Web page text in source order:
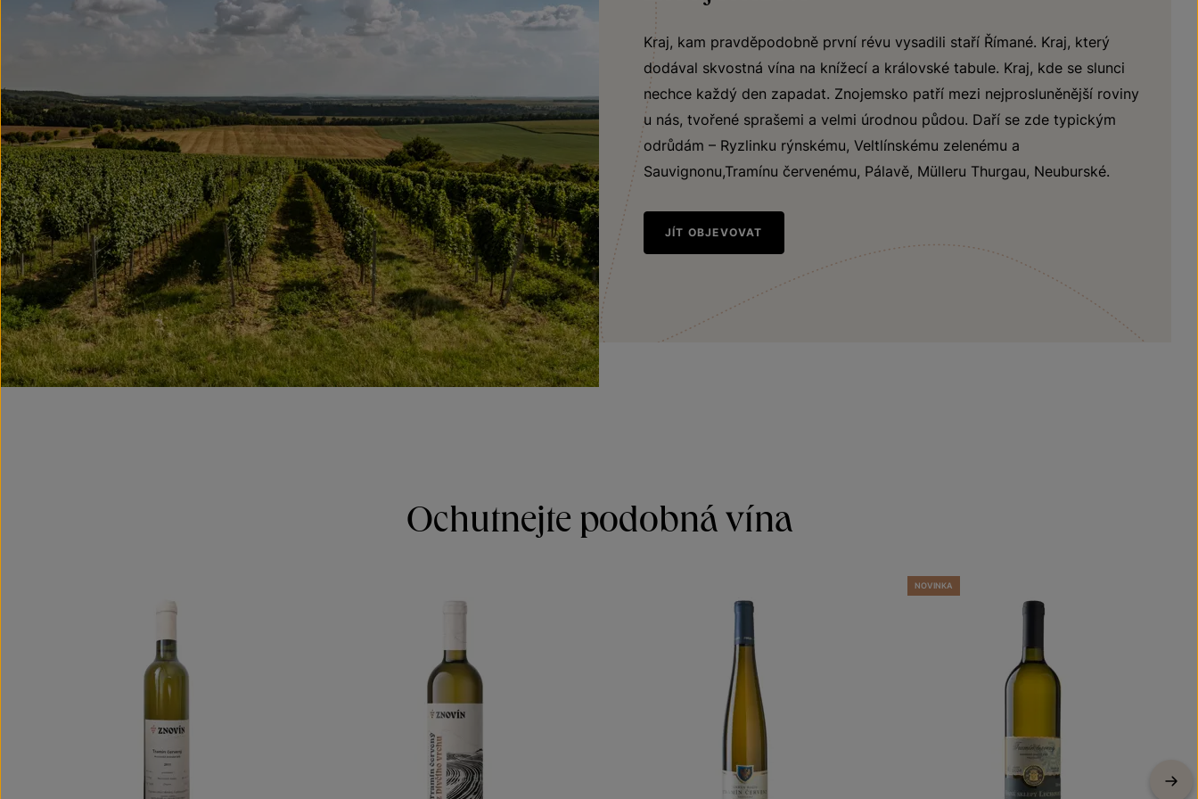
Kraj, kam pravděpodobně první révu vysadili staří Římané. Kraj, který
dodával skvostná vína na knížecí a královské tabule. Kraj, kde se slunci
nechce každý den zapadat. Znojemsko patří mezi nejprosluněnější roviny
u nás, tvořené sprašemi a velmi úrodnou půdou. Daří se zde typickým
odrůdám – Ryzlinku rýnskému, Veltlínskému zelenému a
Sauvignonu,Tramínu červenému, Pálavě, Mülleru Thurgau, Neuburské.
JÍT OBJEVOVAT
Ochutnejte podobná vína
NOVINKA